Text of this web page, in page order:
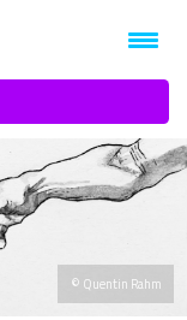
© Quentin Rahm